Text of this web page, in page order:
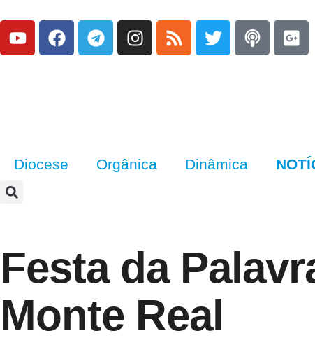
Diocese Orgânica Dinâmica
Festa da
Monte Real